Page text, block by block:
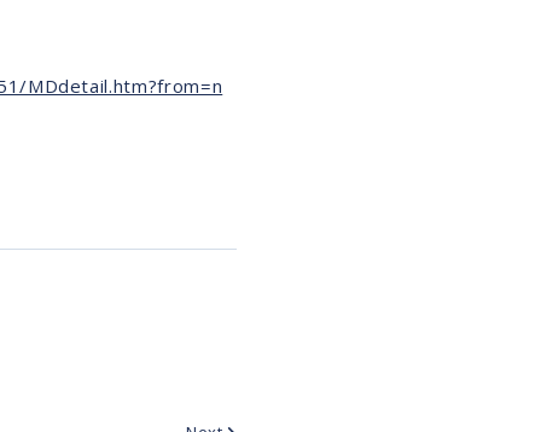
MDdetail.htm?from=n